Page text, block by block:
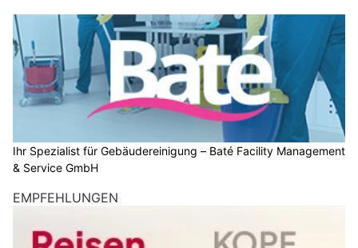
Ihr Spezialist für Gebäudereinigung – Baté Facility Management
& Service GmbH
EMPFEHLUNGEN